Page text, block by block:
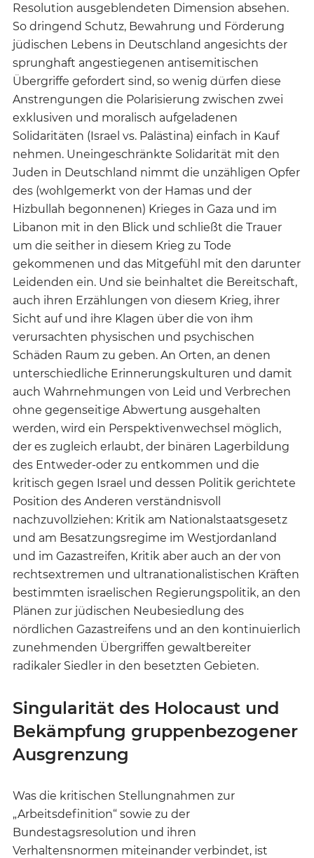
Resolution ausgeblendeten Dimension absehen.
So dringend Schutz, Bewahrung und Förderung
jüdischen Lebens in Deutschland angesichts der
sprunghaft angestiegenen antisemitischen
Übergriffe gefordert sind, so wenig dürfen diese
Anstrengungen die Polarisierung zwischen zwei
exklusiven und moralisch aufgeladenen
Solidaritäten (Israel vs. Palästina) einfach in Kauf
nehmen. Uneingeschränkte Solidarität mit den
Juden in Deutschland nimmt die unzähligen Opfer
des (wohlgemerkt von der Hamas und der
Hizbullah begonnenen) Krieges in Gaza und im
Libanon mit in den Blick und schließt die Trauer
um die seither in diesem Krieg zu Tode
gekommenen und das Mitgefühl mit den darunter
Leidenden ein. Und sie beinhaltet die Bereitschaft,
auch ihren Erzählungen von diesem Krieg, ihrer
Sicht auf und ihre Klagen über die von ihm
verursachten physischen und psychischen
Schäden Raum zu geben. An Orten, an denen
unterschiedliche Erinnerungskulturen und damit
auch Wahrnehmungen von Leid und Verbrechen
ohne gegenseitige Abwertung ausgehalten
werden, wird ein Perspektivenwechsel möglich,
der es zugleich erlaubt, der binären Lagerbildung
des Entweder-oder zu entkommen und die
kritisch gegen Israel und dessen Politik gerichtete
Position des Anderen verständnisvoll
nachzuvollziehen: Kritik am Nationalstaatsgesetz
und am Besatzungsregime im Westjordanland
und im Gazastreifen, Kritik aber auch an der von
rechtsextremen und ultranationalistischen Kräften
bestimmten israelischen Regierungspolitik, an den
Plänen zur jüdischen Neubesiedlung des
nördlichen Gazastreifens und an den kontinuierlich
zunehmenden Übergriffen gewaltbereiter
radikaler Siedler in den besetzten Gebieten.
Singularität des Holocaust und
Bekämpfung gruppenbezogener
Ausgrenzung
Was die kritischen Stellungnahmen zur
„Arbeitsdefinition“ sowie zu der
Bundestagsresolution und ihren
Verhaltensnormen miteinander verbindet, ist